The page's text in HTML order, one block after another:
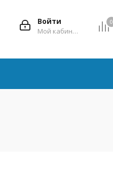
0
Войти
Мой кабинет